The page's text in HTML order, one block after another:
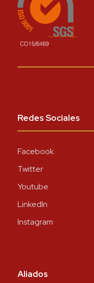
Redes Sociales
Facebook
Twitter
Youtube
LinkedIn
Instagram
Aliados